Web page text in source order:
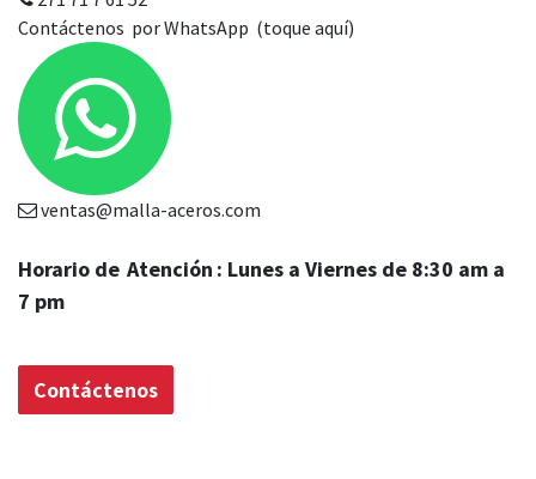
Contáctenos por WhatsApp (toque aquí)
ventas@malla-aceros.com
Horario de Atención : Lunes a Viernes de 8:30 am a
7 pm
Contáctenos